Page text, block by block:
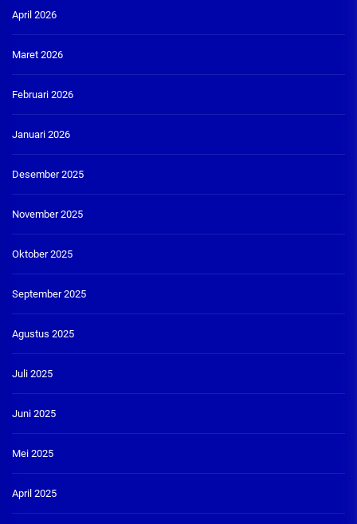
April 2026
Maret 2026
Februari 2026
Januari 2026
Desember 2025
November 2025
Oktober 2025
September 2025
Agustus 2025
Juli 2025
Juni 2025
Mei 2025
April 2025